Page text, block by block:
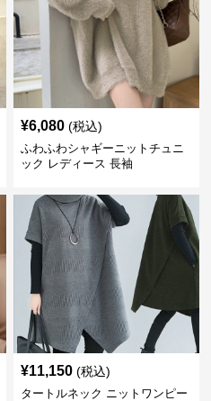
¥6,080 (税込)
ふわふわシャギーニットチュニ
ック レディース 長袖
¥11,150 (税込)
タートルネック ニットワンピー